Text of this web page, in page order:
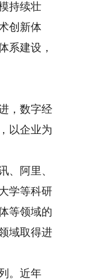
持续壮
创新体
系建设，
，数字经
以企业为
阿里、
学等科研
等领域的
域取得进
。近年